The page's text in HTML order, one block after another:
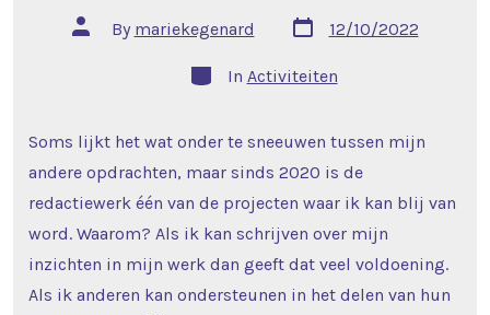
Post
author
By mariekegenard
Post
date
12/10/2022
Categories
In Activiteiten
Soms lijkt het wat onder te sneeuwen tussen mijn
andere opdrachten, maar sinds 2020 is de
redactiewerk één van de projecten waar ik kan blij van
word. Waarom? Als ik kan schrijven over mijn
inzichten in mijn werk dan geeft dat veel voldoening.
Als ik anderen kan ondersteunen in het delen van hun